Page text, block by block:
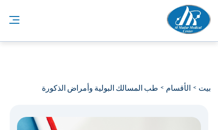
بيت الأقسام طب المسالك البولية وأمراض الذكورة